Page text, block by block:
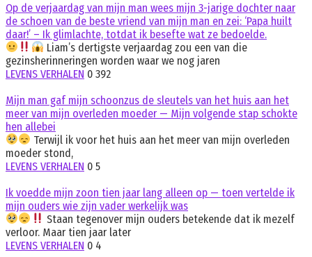
Op de verjaardag van mijn man wees mijn 3-jarige dochter naar
de schoen van de beste vriend van mijn man en zei: ‘Papa huilt
daar!’ – Ik glimlachte, totdat ik besefte wat ze bedoelde.
Liam’s dertigste verjaardag zou een van die
gezinsherinneringen worden waar we nog jaren
LEVENS VERHALEN 0 392
Mijn man gaf mijn schoonzus de sleutels van het huis aan het
meer van mijn overleden moeder — Mijn volgende stap schokte
hen allebei
Terwijl ik voor het huis aan het meer van mijn overleden
moeder stond,
LEVENS VERHALEN 0 5
Ik voedde mijn zoon tien jaar lang alleen op — toen vertelde ik
mijn ouders wie zijn vader werkelijk was
Staan tegenover mijn ouders betekende dat ik mezelf
verloor. Maar tien jaar later
LEVENS VERHALEN 0 4